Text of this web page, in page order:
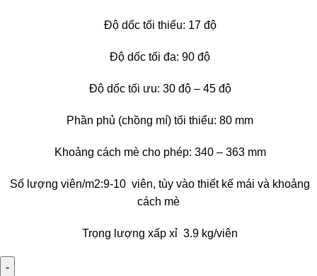
Độ dốc tối thiểu: 17 độ
Độ dốc tối đa: 90 độ
Độ dốc tối ưu: 30 độ – 45 độ
Phần phủ (chồng mí) tối thiểu: 80 mm
Khoảng cách mè cho phép: 340 – 363 mm
Số lượng viên/m2:9-10 viên, tùy vào thiết kế mái và khoảng
cách mè
Trọng lượng xấp xỉ 3.9 kg/viên